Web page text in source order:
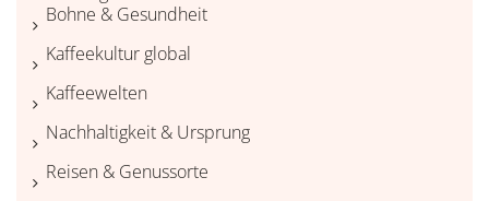
Bohne & Gesundheit
Kaffeekultur global
Kaffeewelten
Nachhaltigkeit & Ursprung
Reisen & Genussorte